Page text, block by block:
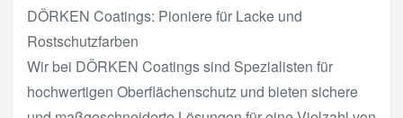
DÖRKEN Coatings: Pioniere für Lacke und
Rostschutzfarben
Wir bei DÖRKEN Coatings sind Spezialisten für
hochwertigen Oberflächenschutz und bieten sichere